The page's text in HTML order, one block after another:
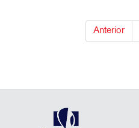
Anterior